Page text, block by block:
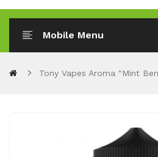
Mobile Menu
Tony Vapes Aroma "Mint